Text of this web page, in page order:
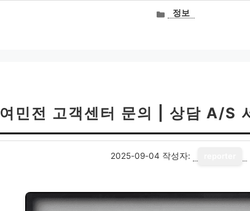
카정보
여민전 고객센터 문의 | 상담 A/S
2025-09-04 작성자: